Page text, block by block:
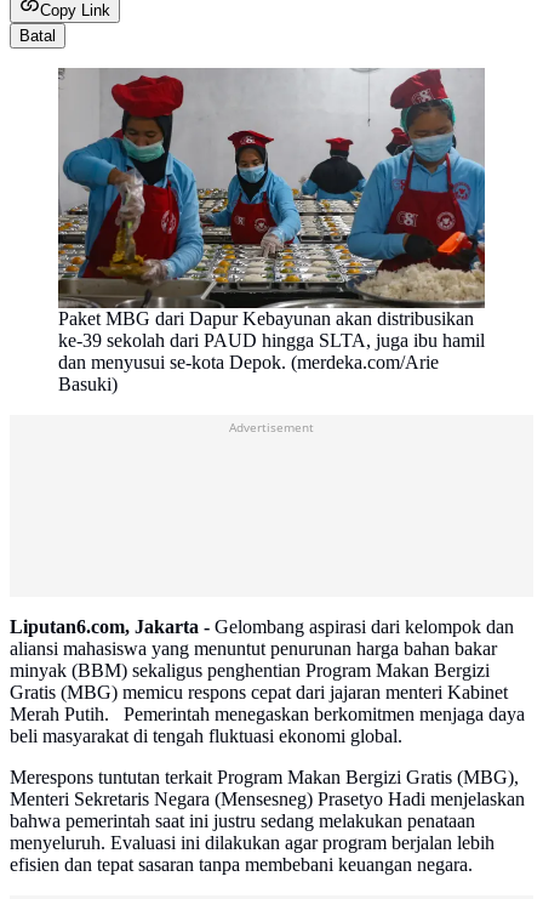
Copy Link
Batal
Paket MBG dari Dapur Kebayunan akan distribusikan
ke-39 sekolah dari PAUD hingga SLTA, juga ibu hamil
dan menyusui se-kota Depok. (merdeka.com/Arie
Basuki)
Advertisement
Liputan6.com, Jakarta - Gelombang aspirasi dari kelompok dan
aliansi mahasiswa yang menuntut penurunan harga bahan bakar
minyak (BBM) sekaligus penghentian Program Makan Bergizi
Gratis (MBG) memicu respons cepat dari jajaran menteri Kabinet
Merah Putih. Pemerintah menegaskan berkomitmen menjaga daya
beli masyarakat di tengah fluktuasi ekonomi global.
Merespons tuntutan terkait Program Makan Bergizi Gratis (MBG),
Menteri Sekretaris Negara (Mensesneg) Prasetyo Hadi menjelaskan
bahwa pemerintah saat ini justru sedang melakukan penataan
menyeluruh. Evaluasi ini dilakukan agar program berjalan lebih
efisien dan tepat sasaran tanpa membebani keuangan negara.